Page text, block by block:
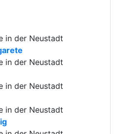
in der Neustadt
in der Neustadt
in der Neustadt
in der Neustadt